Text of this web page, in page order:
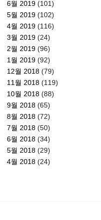
6월 2019 (101)
5월 2019 (102)
4월 2019 (116)
3월 2019 (24)
2월 2019 (96)
1월 2019 (92)
12월 2018 (79)
11월 2018 (119)
10월 2018 (88)
9월 2018 (65)
8월 2018 (72)
7월 2018 (50)
6월 2018 (34)
5월 2018 (29)
4월 2018 (24)